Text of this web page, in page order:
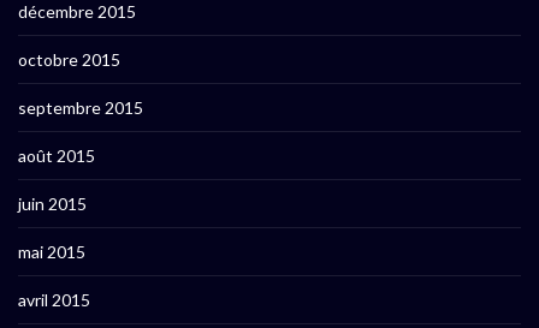
décembre 2015
octobre 2015
septembre 2015
août 2015
juin 2015
mai 2015
avril 2015